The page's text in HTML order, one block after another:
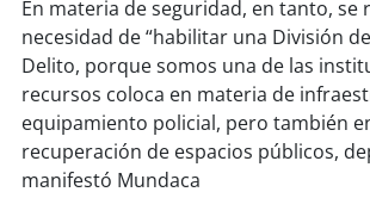
En materia de seguridad, en tanto, se
necesidad de “habilitar una División
Delito, porque somos una de las
recursos coloca en materia de
equipamiento policial, pero también
recuperación de espacios públicos,
manifestó Mundaca